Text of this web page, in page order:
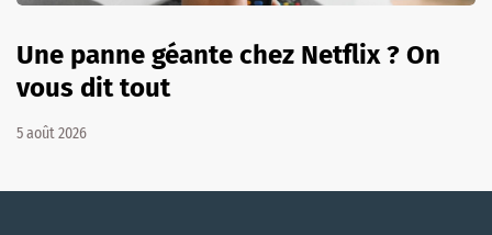
Une panne géante chez Netflix ? On
vous dit tout
5 août 2026